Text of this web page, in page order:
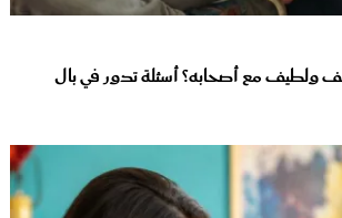
مع أصحابه؟ أسئلة تدور في بال